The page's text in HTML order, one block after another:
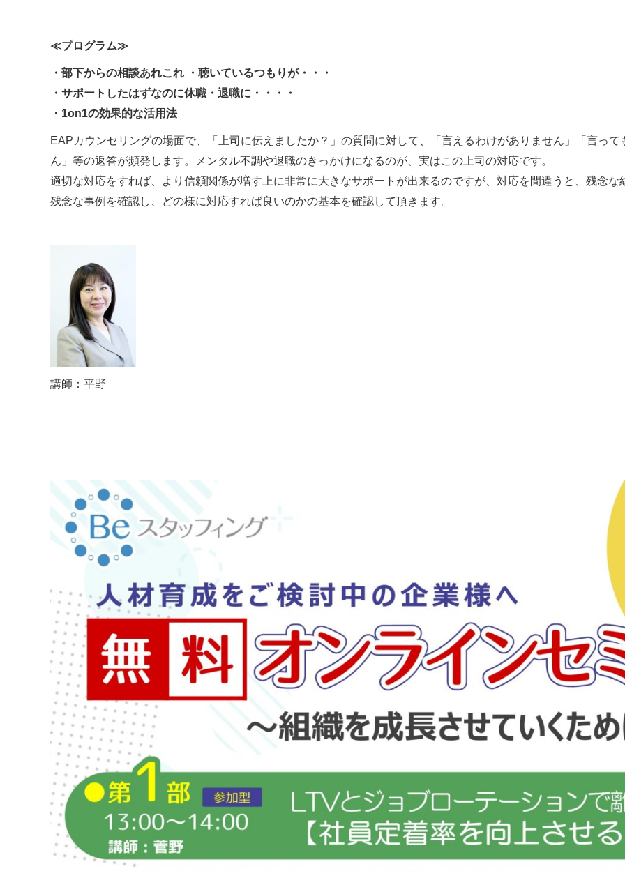
≪プログラム≫
・部下からの相談あれこれ ・聴いているつもりが・・・
・サポートしたはずなのに休職・退職に・・・・
・1on1の効果的な活用法
EAPカウンセリングの場面で、「上司に伝えましたか？」の質問に対して、「言えるわけがありません」「言っ
ん」等の返答が頻発します。メンタル不調や退職のきっかけになるのが、実はこの上司の対応です。
適切な対応をすれば、より信頼関係が増す上に非常に大きなサポートが出来るのですが、対応を間違うと、残念な
残念な事例を確認し、どの様に対応すれば良いのかの基本を確認して頂きます。
講師：平野